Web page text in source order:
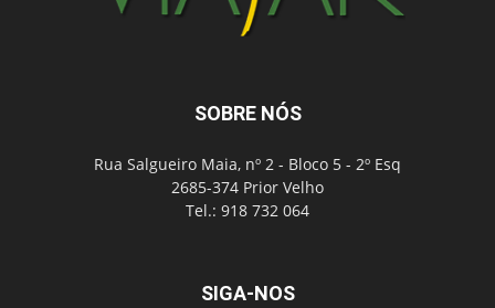
SOBRE NÓS
Rua Salgueiro Maia, nº 2 - Bloco 5 - 2º Esq
2685-374 Prior Velho
Tel.: 918 732 064
SIGA-NOS